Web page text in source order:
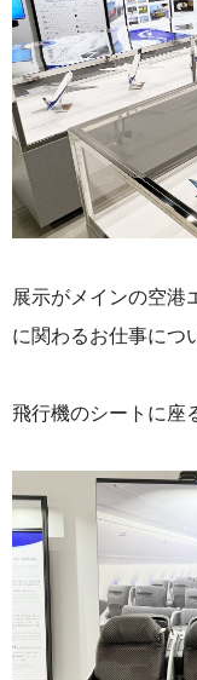
展示がメインの空港
に関わるお仕事につ
飛行機のシートに座